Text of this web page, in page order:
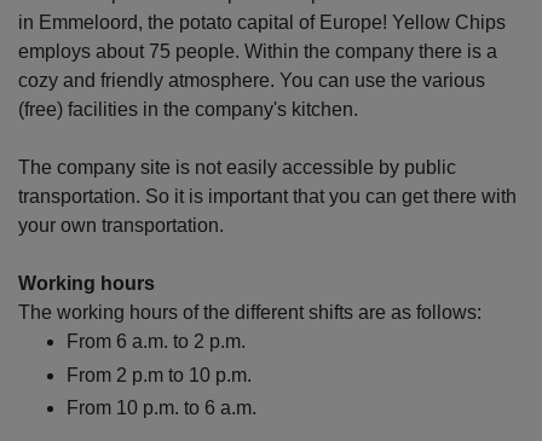
in Emmeloord, the potato capital of Europe! Yellow Chips
employs about 75 people. Within the company there is a
cozy and friendly atmosphere. You can use the various
(free) facilities in the company's kitchen.
The company site is not easily accessible by public
transportation. So it is important that you can get there with
your own transportation.
Working hours
The working hours of the different shifts are as follows:
From 6 a.m. to 2 p.m.
From 2 p.m to 10 p.m.
From 10 p.m. to 6 a.m.